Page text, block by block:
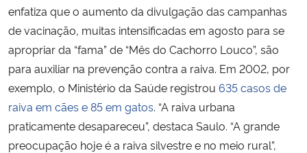
enfatiza que o aumento da divulgação das campanhas
de vacinação, muitas intensificadas em agosto para se
apropriar da “fama” de “Mês do Cachorro Louco”, são
para auxiliar na prevenção contra a raiva. Em 2002, por
exemplo, o Ministério da Saúde registrou 635 casos de
raiva em cães e 85 em gatos. “A raiva urbana
praticamente desapareceu”, destaca Saulo. “A grande
preocupação hoje é a raiva silvestre e no meio rural”,